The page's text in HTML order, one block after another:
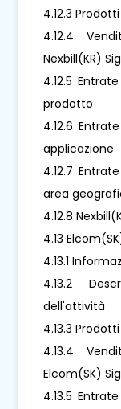
4.12.3
4.12.4
Nexbill(KR)
4.12.5
prodotto
4.12.6
applicazione
4.12.7
area
4.12.8
4.13
4.13.1
4.13.2
dell'attività
4.13.3
4.13.4
Elcom(SK)
4.13.5